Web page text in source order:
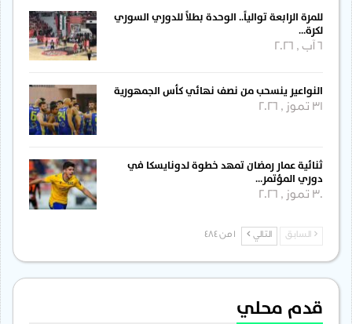
للمرة الرابعة توالياً.. الوحدة بطلاً للدوري السوري
لكرة…
النواعير ينسحب من نصف نهائي كأس الجمهورية
31 تموز , 2026
ثنائية عمار رمضان تمهد خطوة لدونايسكا في
دوري المؤتمر…
30 تموز , 2026
السابق التالي
قدم محلي